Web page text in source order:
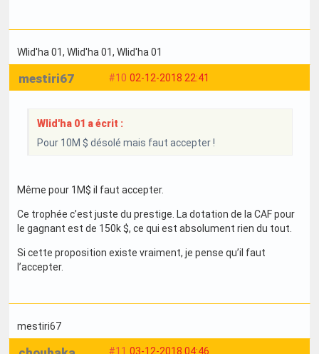
Wlid'ha 01, Wlid'ha 01, Wlid'ha 01
#10 02-12-2018 22:41
mestiri67
Wlid'ha 01 a écrit :
Pour 10M $ désolé mais faut accepter !
Même pour 1M$ il faut accepter.
Ce trophée c’est juste du prestige. La dotation de la CAF pour
le gagnant est de 150k $, ce qui est absolument rien du tout.
Si cette proposition existe vraiment, je pense qu’il faut
l’accepter.
mestiri67
#11 03-12-2018 04:46